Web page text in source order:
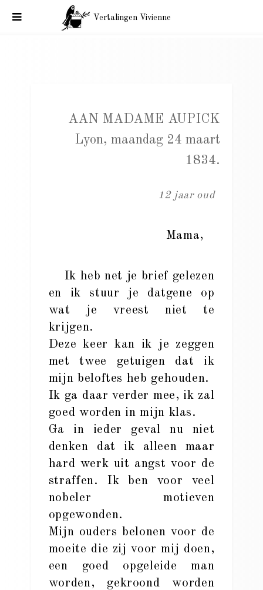
Vertalingen Vivienne
AAN MADAME AUPICK
Lyon, maandag 24 maart
1834.
12 jaar oud
Mama,
Ik heb net je brief gelezen
en ik stuur je datgene op
wat je vreest niet te
krijgen.
Deze keer kan ik je zeggen
met twee getuigen dat ik
mijn beloftes heb gehouden.
Ik ga daar verder mee, ik zal
goed worden in mijn klas.
Ga in ieder geval nu niet
denken dat ik alleen maar
hard werk uit angst voor de
straffen. Ik ben voor veel
nobeler motieven
opgewonden.
Mijn ouders belonen voor de
moeite die zij voor mij doen,
een goed opgeleide man
worden, gekroond worden